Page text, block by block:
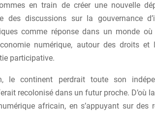
en train de créer une nouvelle
des discussions sur la gouvernance
comme réponse dans un monde
numérique, autour des droits et
participative.
le continent perdrait toute son
recolonisé dans un futur proche. D’où
africain, en s’appuyant sur des